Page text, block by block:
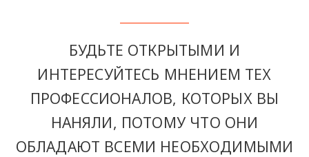
БУДЬТЕ ОТКРЫТЫМИ И
ИНТЕРЕСУЙТЕСЬ МНЕНИЕМ ТЕХ
ПРОФЕССИОНАЛОВ, КОТОРЫХ ВЫ
НАНЯЛИ, ПОТОМУ ЧТО ОНИ
ОБЛАДАЮТ ВСЕМИ НЕОБХОДИМЫМИ